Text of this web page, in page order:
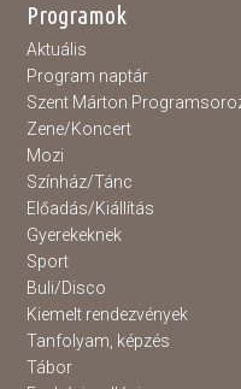
Programok
Aktuális
Program naptár
Szent Márton
Zene/Koncert
Mozi
Színház/Tánc
Előadás/Kiállítás
Gyerekeknek
Sport
Buli/Disco
Kiemelt rendezvények
Tanfolyam, képzés
Tábor